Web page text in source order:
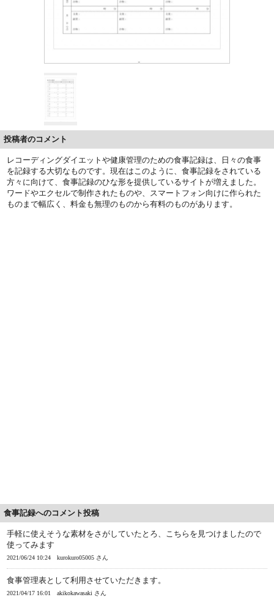
投稿者のコメント
レコーディングダイエットや健康管理のための食事記録は、日々の食事
を記録する大切なものです。現在はこのように、食事記録をされている
方々に向けて、食事記録のひな形を提供しているサイトが増えました。
ワードやエクセルで制作されたものや、スマートフォン向けに作られた
ものまで幅広く、料金も無理のものから有料のものがあります。
食事記録へのコメント投稿
手軽に使えそうな素材をさがしていたとろ、こちらを見つけましたので
使ってみます
2021/06/24 10:24 kurokuro05005 さん
食事管理表として利用させていただきます。
2021/04/17 16:01 akikokawasaki さん